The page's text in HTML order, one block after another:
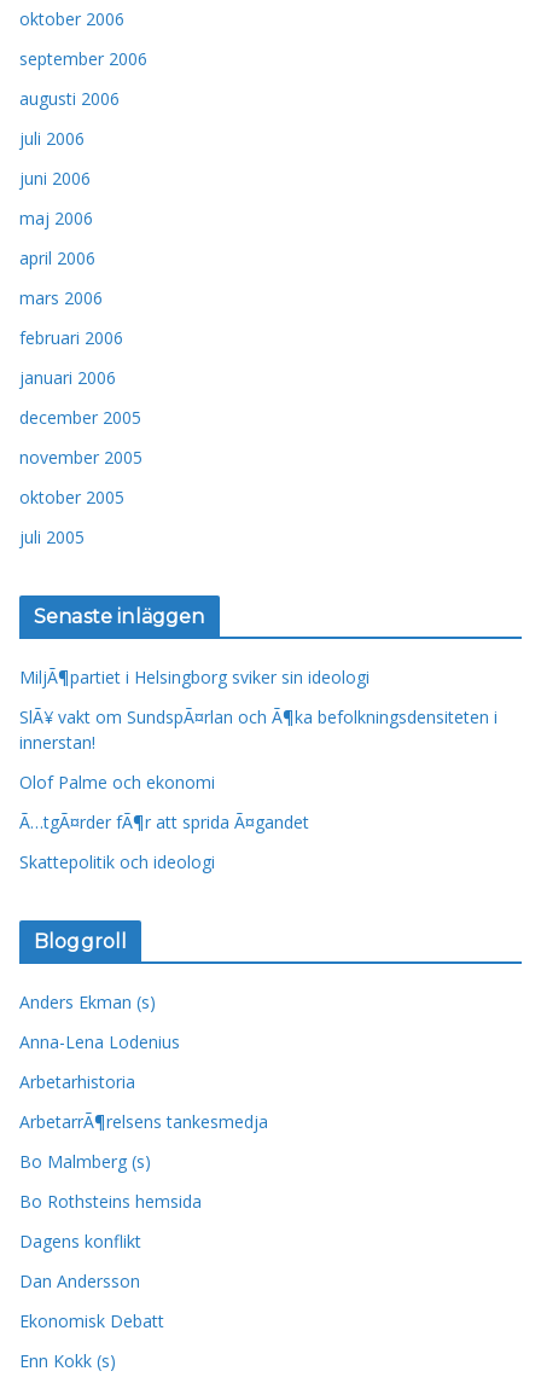
oktober 2006
september 2006
augusti 2006
juli 2006
juni 2006
maj 2006
april 2006
mars 2006
februari 2006
januari 2006
december 2005
november 2005
oktober 2005
juli 2005
Senaste inläggen
MiljÃ¶partiet i Helsingborg sviker sin ideologi
SlÃ¥ vakt om SundspÃ¤rlan och Ã¶ka befolkningsdensiteten i
innerstan!
Olof Palme och ekonomi
Ã…tgÃ¤rder fÃ¶r att sprida Ã¤gandet
Skattepolitik och ideologi
Bloggroll
Anders Ekman (s)
Anna-Lena Lodenius
Arbetarhistoria
ArbetarrÃ¶relsens tankesmedja
Bo Malmberg (s)
Bo Rothsteins hemsida
Dagens konflikt
Dan Andersson
Ekonomisk Debatt
Enn Kokk (s)